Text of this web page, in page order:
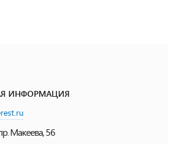
ИНФОРМАЦИЯ
Макеева, 56